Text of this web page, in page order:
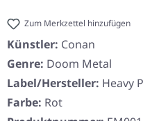
Zum Merkzettel hinzufügen
Künstler: Conan
Genre: Doom Metal
Label/Hersteller: Heavy
Farbe: Rot